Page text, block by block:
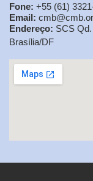
Fone: +55 (61)
Email:
Endereço: SCS
Brasília/DF